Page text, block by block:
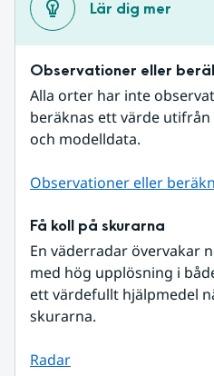
Lär dig mer
Observationer eller
Alla orter har inte
beräknas ett värde
och modelldata.
Observationer eller
Få koll på skurarna
En väderradar övervakar
med hög upplösning i
ett värdefullt hjälpmedel
skurarna.
Radar